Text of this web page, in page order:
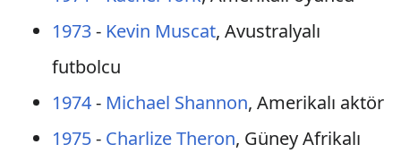
1973- Kevin Muscat, Avustralyalı
futbolcu
1974- Michael Shannon, Amerikalı aktör
1975- Charlize Theron, Güney Afrikalı